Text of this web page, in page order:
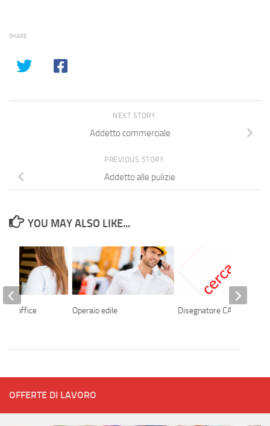
SHARE
NEXT STORY
Addetto commerciale
PREVIOUS STORY
Addetto alle pulizie
YOU MAY ALSO LIKE...
Operaio edile Disegnatore CAD
office
OFFERTE DI LAVORO